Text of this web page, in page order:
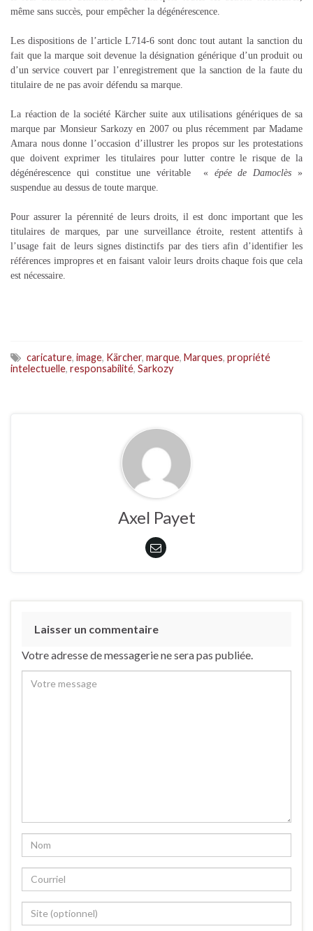
même sans succès, pour empêcher la dégénérescence.
Les dispositions de l’article L714-6 sont donc tout autant la sanction du
fait que la marque soit devenue la désignation générique d’un produit ou
d’un service couvert par l’enregistrement que la sanction de la faute du
titulaire de ne pas avoir défendu sa marque.
La réaction de la société Kärcher suite aux utilisations génériques de sa
marque par Monsieur Sarkozy en 2007 ou plus récemment par Madame
Amara nous donne l’occasion d’illustrer les propos sur les protestations
que doivent exprimer les titulaires pour lutter contre le risque de la
dégénérescence qui constitue une véritable « épée de Damoclès »
suspendue au dessus de toute marque.
Pour assurer la pérennité de leurs droits, il est donc important que les
titulaires de marques, par une surveillance étroite, restent attentifs à
l’usage fait de leurs signes distinctifs par des tiers afin d’identifier les
références impropres et en faisant valoir leurs droits chaque fois que cela
est nécessaire.
caricature, image, Kärcher, marque, Marques, propriété
intelectuelle, responsabilité, Sarkozy
Axel Payet
Laisser un commentaire
Votre adresse de messagerie ne sera pas publiée.